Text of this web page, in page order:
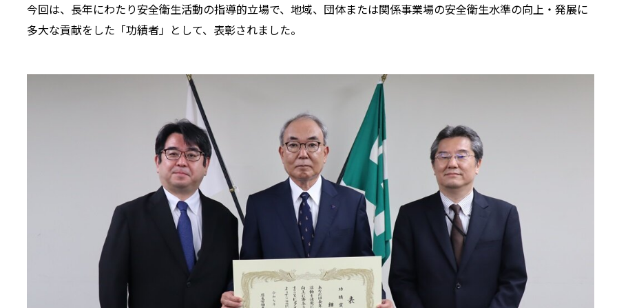
今回は、長年にわたり安全衛生活動の指導的立場で、地域、団体または関係事業場の安全衛生水準の向上・発展に
多大な貢献をした「功績者」として、表彰されました。